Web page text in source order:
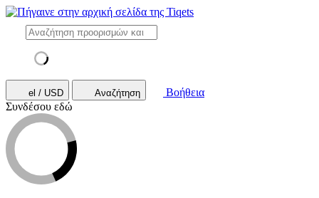
el / USD Αναζήτηση
Βοήθεια
Συνδέσου εδώ